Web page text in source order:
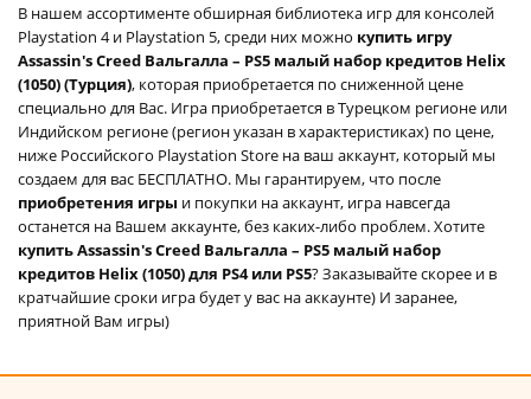
В нашем ассортименте обширная библиотека игр для консолей
Playstation 4 и Playstation 5, среди них можно купить игру
Assassin's Creed Вальгалла – PS5 малый набор кредитов Helix
(1050) (Турция), которая приобретается по сниженной цене
специально для Вас. Игра приобретается в Турецком регионе или
Индийском регионе (регион указан в характеристиках) по цене,
ниже Российского Playstation Store на ваш аккаунт, который мы
создаем для вас БЕСПЛАТНО. Мы гарантируем, что после
приобретения игры и покупки на аккаунт, игра навсегда
останется на Вашем аккаунте, без каких-либо проблем. Хотите
купить Assassin's Creed Вальгалла – PS5 малый набор
кредитов Helix (1050) для PS4 или PS5? Заказывайте скорее и в
кратчайшие сроки игра будет у вас на аккаунте) И заранее,
приятной Вам игры)